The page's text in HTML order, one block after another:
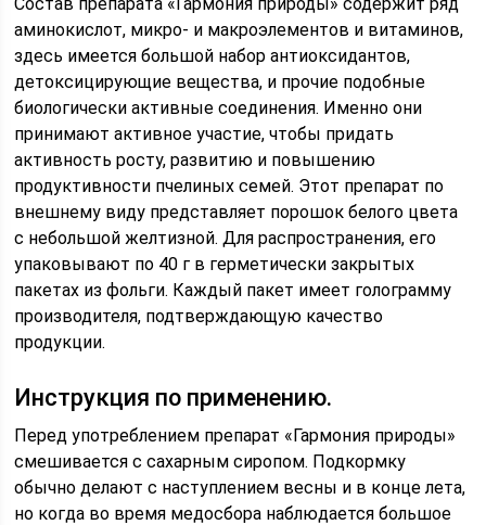
аминокислот, микро- и макроэлементов и витаминов,
здесь имеется большой набор антиоксидантов,
детоксицирующие вещества, и прочие подобные
биологически активные соединения. Именно они
принимают активное участие, чтобы придать
активность росту, развитию и повышению
продуктивности пчелиных семей. Этот препарат по
внешнему виду представляет порошок белого цвета
с небольшой желтизной. Для распространения, его
упаковывают по 40 г в герметически закрытых
пакетах из фольги. Каждый пакет имеет голограмму
производителя, подтверждающую качество
продукции.
Инструкция по применению.
Перед употреблением препарат «Гармония природы»
смешивается с сахарным сиропом. Подкормку
обычно делают с наступлением весны и в конце лета,
но когда во время медосбора наблюдается большое